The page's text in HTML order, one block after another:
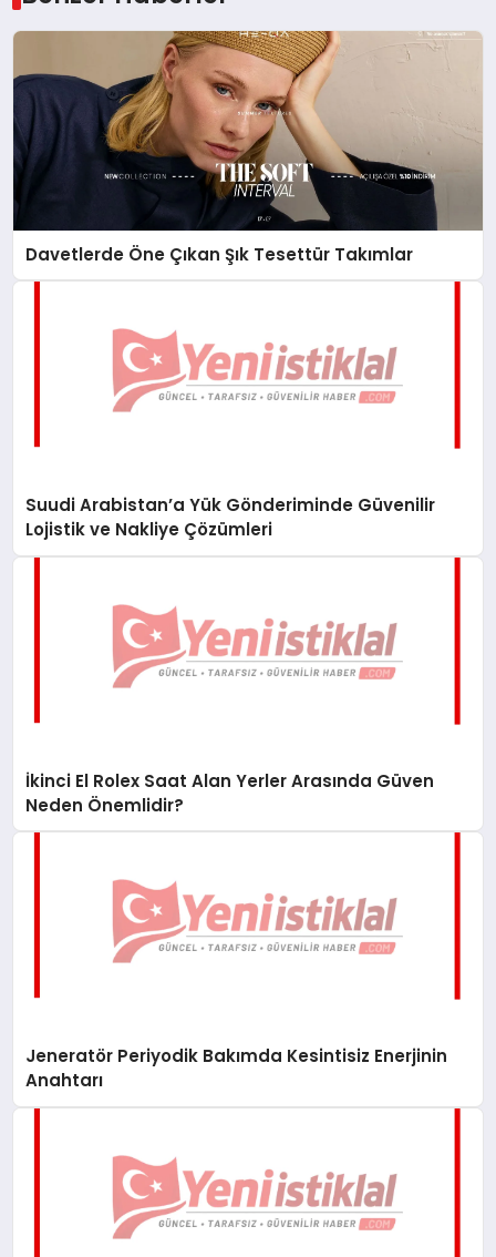
Davetlerde Öne Çıkan Şık Tesettür Takımlar
Suudi Arabistan’a Yük Gönderiminde Güvenilir
Lojistik ve Nakliye Çözümleri
İkinci El Rolex Saat Alan Yerler Arasında Güven
Neden Önemlidir?
Jeneratör Periyodik Bakımda Kesintisiz Enerjinin
Anahtarı